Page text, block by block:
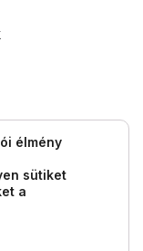
élmény
sütiket
a